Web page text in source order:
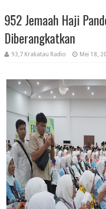
952 Jemaah Haji
Diberangkatkan
93,7 Krakatau Radio Mei 18,